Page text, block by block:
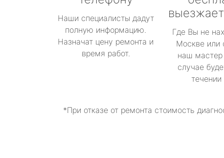
Наши специалисты дадут
полную информацию.
Назначат цену ремонта и
время работ.
Где Вы не
Москве или
наш
случае
течении
*При отказе от ремонта стоимость